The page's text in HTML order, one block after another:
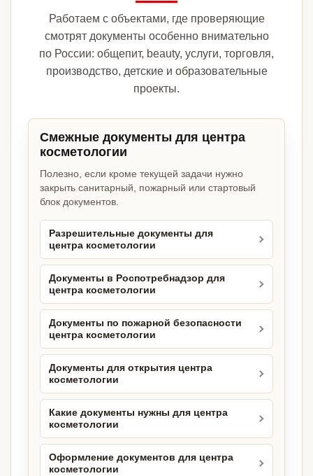
Работаем с объектами, где проверяющие
смотрят документы особенно внимательно
по России: общепит, beauty, услуги, торговля,
производство, детские и образовательные
проекты.
Смежные документы для центра
косметологии
Полезно, если кроме текущей задачи нужно
закрыть санитарный, пожарный или стартовый
блок документов.
Разрешительные документы для
центра косметологии
Документы в Роспотребнадзор для
центра косметологии
Документы по пожарной безопасности
центра косметологии
Документы для открытия центра
косметологии
Какие документы нужны для центра
косметологии
Оформление документов для центра
косметологии